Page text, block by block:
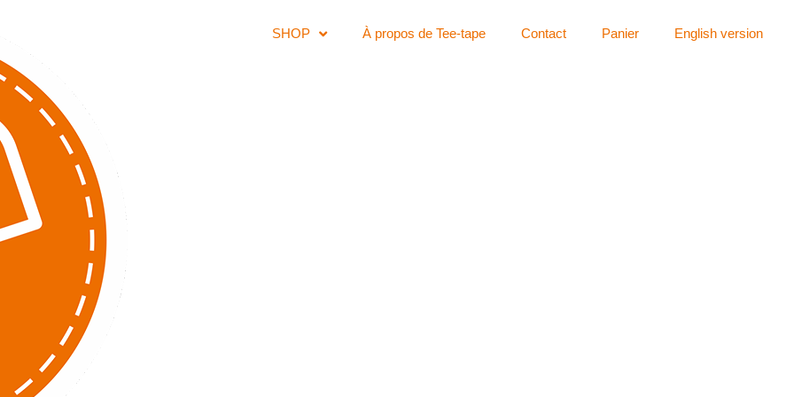
SHOP À propos de Tee-tape Contact Panier English version